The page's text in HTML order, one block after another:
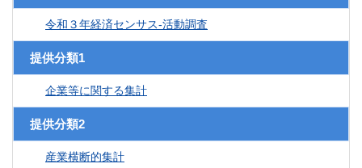
令和３年経済センサス‐活動調査
提供分類1
企業等に関する集計
提供分類2
産業横断的集計